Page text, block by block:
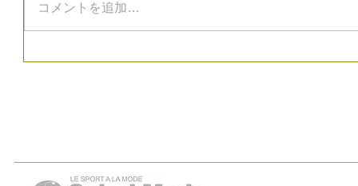
コメントを追加…